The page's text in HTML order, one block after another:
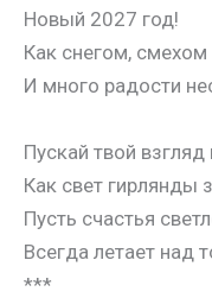
Новый 2027 год!
Как снегом,
И много радости
Пускай твой взгляд
Как свет гирлянды
Пусть счастья
Всегда летает над
***